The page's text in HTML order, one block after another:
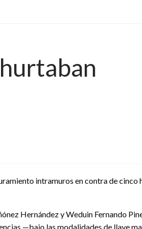
intramuros en contra de cinco
Hernández y Weduin Fernando
—bajo las modalidades de llave